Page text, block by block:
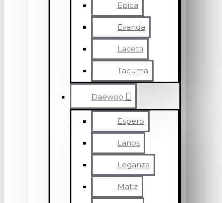
Epica
Evanda
Lacetti
Tacuma
Daewoo
Espero
Lanos
Leganza
Matiz